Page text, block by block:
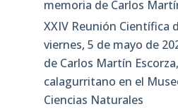
memoria de Carlos
XXIV Reunión Científica
viernes, 5 de mayo de
de Carlos Martín
calagurritano en el
Ciencias Naturales